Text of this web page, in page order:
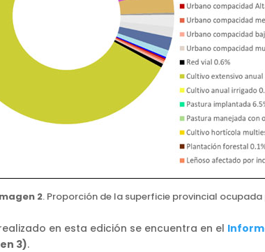
2. Proporción de la superficie provincial
en esta edición se encuentra en el
3).